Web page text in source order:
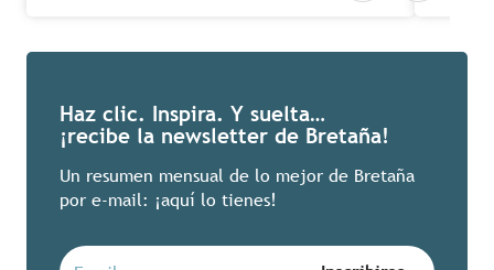
Haz clic. Inspira. Y suelta…
¡recibe la newsletter de Bretaña!
Un resumen mensual de lo mejor de Bretaña
por e-mail: ¡aquí lo tienes!